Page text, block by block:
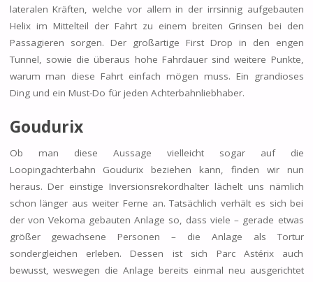
lateralen Kräften, welche vor allem in der irrsinnig aufgebauten
Helix im Mittelteil der Fahrt zu einem breiten Grinsen bei den
Passagieren sorgen. Der großartige First Drop in den engen
Tunnel, sowie die überaus hohe Fahrdauer sind weitere Punkte,
warum man diese Fahrt einfach mögen muss. Ein grandioses
Ding und ein Must-Do für jeden Achterbahnliebhaber.
Goudurix
Ob man diese Aussage vielleicht sogar auf die
Loopingachterbahn Goudurix beziehen kann, finden wir nun
heraus. Der einstige Inversionsrekordhalter lächelt uns nämlich
schon länger aus weiter Ferne an. Tatsächlich verhält es sich bei
der von Vekoma gebauten Anlage so, dass viele – gerade etwas
größer gewachsene Personen – die Anlage als Tortur
sondergleichen erleben. Dessen ist sich Parc Astérix auch
bewusst, weswegen die Anlage bereits einmal neu ausgerichtet